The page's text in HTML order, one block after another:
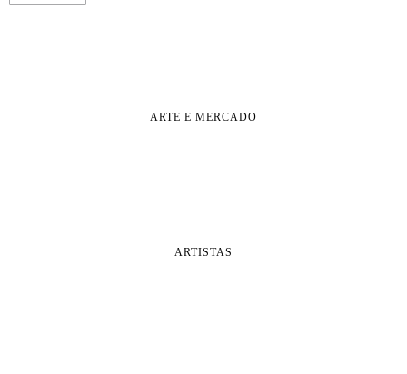
ARTE E MERCADO
ARTISTAS